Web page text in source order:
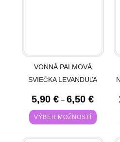
VONNÁ PALMOVÁ
SVIEČKA LEVANDUĽA
5,90€ – 6,50€
VÝBER MOŽNOSTÍ